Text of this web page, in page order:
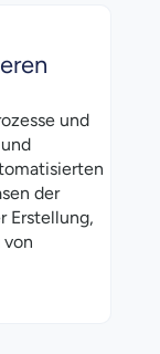
und
der
Erstellung,